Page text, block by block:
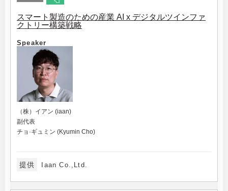
スマート製造のための産業 AI x デジタルツインファ
クトリー構築戦略
Speaker
（株）イアン (iaan)
副代表
チョ·ギュミン (Kyumin Cho)
提供 Iaan Co.,Ltd.